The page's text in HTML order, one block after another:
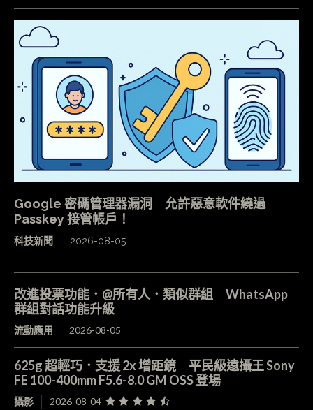
Google 密碼管理器漏洞 允許惡意軟件繞過
Passkey 接管帳戶！
科技新聞 2026-08-05
改進投票功能．@所有人．類似群組 WhatsApp
群組對話功能升級
流動應用 2026-08-05
625g 超輕巧．支援 2x 增距鏡 平民級遠攝王 Sony
FE 100-400mm F5.6-8.0 GM OSS 登場
攝影 2026-08-04